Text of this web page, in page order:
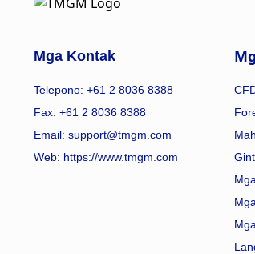
Mga Kontak
Telepono: +61 2 8036 8388
Fax: +61 2 8036 8388
Email: support@tmgm.com
Web: https://www.tmgm.com